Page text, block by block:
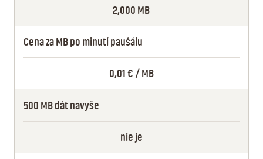
2,000 MB
Cena za MB po minutí paušálu
0,01 € / MB
500 MB dát navyše
nie je